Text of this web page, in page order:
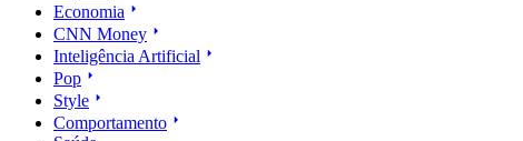
Economia
CNN Money
Inteligência Artificial
Pop
Style
Comportamento